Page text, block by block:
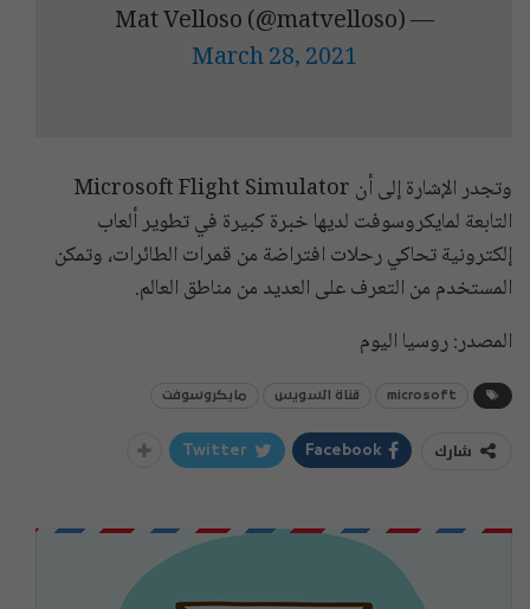
— Mat Velloso (@matvelloso)
March 28, 2021
وتجدر الإشارة إلى أن Microsoft Flight Simulator
التابعة لمايكروسوفت لديها خبرة كبيرة في تطوير ألعاب
إلكترونية تحاكي رحلات افتراضة من قمرات الطائرات، وتمكن
المستخدم من التعرف على العديد من مناطق العالم.
المصدر: روسيا اليوم
microsoft قناة السويس مايكروسوفت
شارك Facebook
Twitter